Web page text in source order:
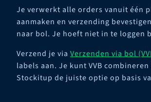
Je verwerkt alle orders vanuit één
aanmaken en verzending
naar bol. Je hoeft niet in te loggen
Verzend je via Verzenden via bol
labels aan. Je kunt VVB
Stockitup de juiste optie op basis